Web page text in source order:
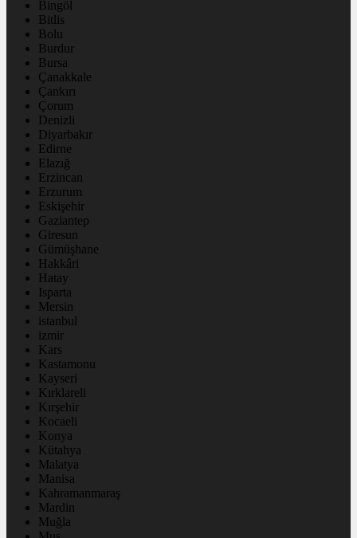
Bingöl
Bitlis
Bolu
Burdur
Bursa
Çanakkale
Çankırı
Çorum
Denizli
Diyarbakır
Edirne
Elazığ
Erzincan
Erzurum
Eskişehir
Gaziantep
Giresun
Gümüşhane
Hakkâri
Hatay
Isparta
Mersin
istanbul
izmir
Kars
Kastamonu
Kayseri
Kırklareli
Kırşehir
Kocaeli
Konya
Kütahya
Malatya
Manisa
Kahramanmaraş
Mardin
Muğla